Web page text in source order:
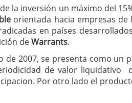
la inversión un máximo del
orientada hacia empresas
en países
deWarrants.
de 2007, se presenta como un
de valor liquidativo
Por otro lado el